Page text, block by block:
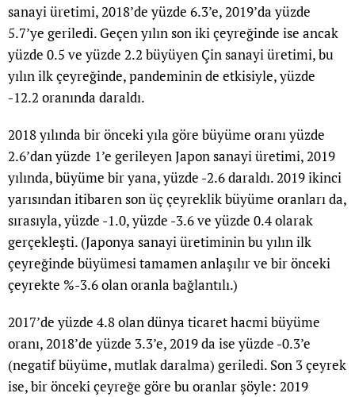
sanayi üretimi, 2018’de yüzde 6.3’e, 2019’da yüzde
5.7’ye geriledi. Geçen yılın son iki çeyreğinde ise ancak
yüzde 0.5 ve yüzde 2.2 büyüyen Çin sanayi üretimi, bu
yılın ilk çeyreğinde, pandeminin de etkisiyle, yüzde
-12.2 oranında daraldı.
2018 yılında bir önceki yıla göre büyüme oranı yüzde
2.6’dan yüzde 1’e gerileyen Japon sanayi üretimi, 2019
yılında, büyüme bir yana, yüzde -2.6 daraldı. 2019 ikinci
yarısından itibaren son üç çeyreklik büyüme oranları da,
sırasıyla, yüzde -1.0, yüzde -3.6 ve yüzde 0.4 olarak
gerçekleşti. (Japonya sanayi üretiminin bu yılın ilk
çeyreğinde büyümesi tamamen anlaşılır ve bir önceki
çeyrekte %-3.6 olan oranla bağlantılı.)
2017’de yüzde 4.8 olan dünya ticaret hacmi büyüme
oranı, 2018’de yüzde 3.3’e, 2019 da ise yüzde -0.3’e
(negatif büyüme, mutlak daralma) geriledi. Son 3 çeyrek
ise, bir önceki çeyreğe göre bu oranlar şöyle: 2019